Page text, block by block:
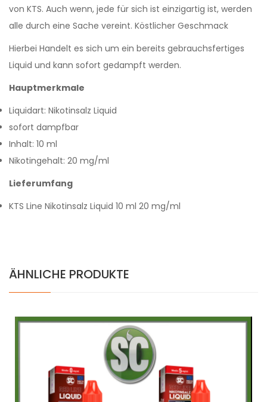
von KTS. Auch wenn, jede für sich ist einzigartig ist, werden
alle durch eine Sache vereint. Köstlicher Geschmack
Hierbei Handelt es sich um ein bereits gebrauchsfertiges
Liquid und kann sofort gedampft werden.
Hauptmerkmale
Liquidart: Nikotinsalz Liquid
sofort dampfbar
Inhalt: 10 ml
Nikotingehalt: 20 mg/ml
Lieferumfang
KTS Line Nikotinsalz Liquid 10 ml 20 mg/ml
ÄHNLICHE PRODUKTE